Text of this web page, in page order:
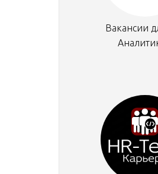
Вакансии